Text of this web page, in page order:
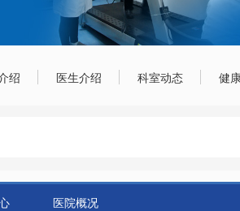
绍 医生介绍 科室动态 健
医院概况